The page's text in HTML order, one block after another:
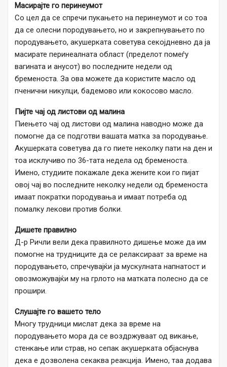
Масирајте го перинеумот
Со цел да се спречи пукањето на перинеумот и со тоа
да се олесни породувањето, но и закрепнувањето по
породувањето, акушерката советува секојдневно да ја
масирате перинеалната област (пределот помеѓу
вагината и анусот) во последните недели од
бременоста. За ова можете да користите масло од
пченични никулци, бадемово или кокосово масло.
Пијте чај од листови од малина
Пиењето чај од листови од малина наводно може да
помогне да се подготви вашата матка за породување.
Акушерката советува да го пиете неколку пати на ден и
тоа исклучиво по 36-тата недела од бременоста.
Имено, студиите покажале дека жените кои го пијат
овој чај во последните неколку недели од бременоста
имаат пократки породувања и имаат потреба од
помалку лекови против болки.
Дишете правилно
Д-р Ричли вели дека правилното дишење може да им
помогне на трудниците да се релаксираат за време на
породувањето, спречувајќи ја мускулната напнатост и
овозможувајќи му на грлото на матката полесно да се
прошири.
Слушајте го вашето тело
Многу трудници мислат дека за време на
породувањето мора да се воздржуваат од викање,
стенкање или страв, но сепак акушерката објаснува
дека е дозволена секаква реакција. Имено, таа додава